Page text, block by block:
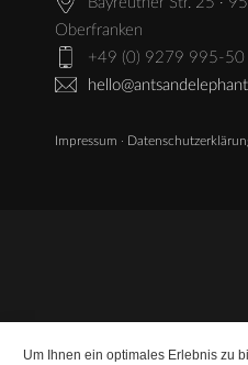
Um Ihnen ein optimales Erlebnis zu
Oberfranken
+49 (0) 9279 995-50
Impressum ·